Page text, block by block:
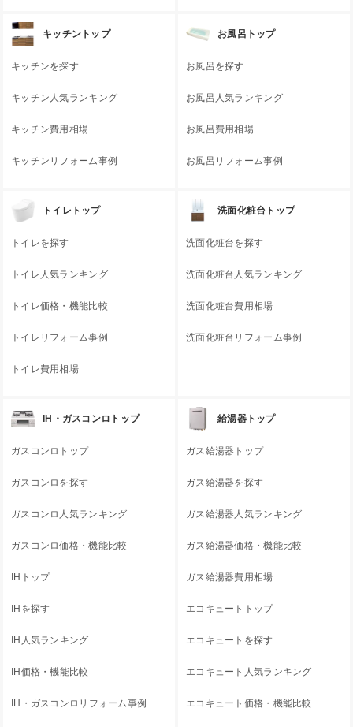
キッチントップ
キッチンを探す
キッチン人気ランキング
キッチン費用相場
キッチンリフォーム事例
お風呂トップ
お風呂を探す
お風呂人気ランキング
お風呂費用相場
お風呂リフォーム事例
トイレトップ
トイレを探す
トイレ人気ランキング
トイレ価格・機能比較
トイレリフォーム事例
トイレ費用相場
洗面化粧台トップ
洗面化粧台を探す
洗面化粧台人気ランキング
洗面化粧台費用相場
洗面化粧台リフォーム事例
IH・ガスコンロトップ
ガスコンロトップ
ガスコンロを探す
ガスコンロ人気ランキング
ガスコンロ価格・機能比較
IHトップ
IHを探す
IH人気ランキング
IH価格・機能比較
IH・ガスコンロリフォーム事例
給湯器トップ
ガス給湯器トップ
ガス給湯器を探す
ガス給湯器人気ランキング
ガス給湯器価格・機能比較
ガス給湯器費用相場
エコキュートトップ
エコキュートを探す
エコキュート人気ランキング
エコキュート価格・機能比較